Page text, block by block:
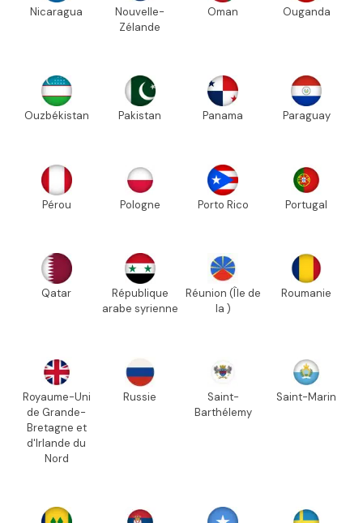
Nicaragua
Nouvelle-
Zélande
Oman Ouganda
Ouzbékistan Pakistan Panama Paraguay
Pérou Pologne Porto Rico Portugal
Qatar
République
arabe syrienne
Réunion (Île de
la )
Roumanie
Royaume-Uni
de Grande-
Bretagne et
d'Irlande du
Nord
Russie
Saint-
Barthélemy
Saint-Marin